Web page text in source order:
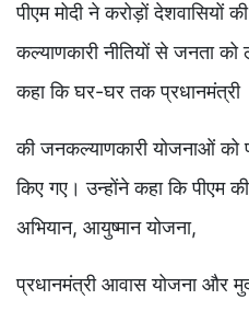
पीएम मोदी ने करोड़ों देशवासियों
कल्याणकारी नीतियों से जनता को
कहा कि घर-घर तक प्रधानमंत्री
की जनकल्याणकारी योजनाओं को
किए गए। उन्होंने कहा कि पीएम
अभियान, आयुष्मान योजना,
प्रधानमंत्री आवास योजना और